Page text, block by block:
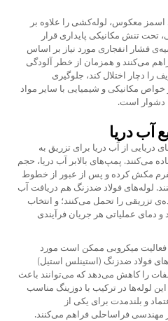
معکوس، لوله‌کشی را علاوه بر
تحت تنش مکانیکی پایداری قرار
فشار انفجاری مورد نیاز بر اساس
می‌کنند و همزمان از خطر آلودگی
دچار اختلال کند، جلوگیری
خواص مکانیکی و شیمیایی با سایر مواد
دشوار است.
آب دریا
دریایی از آب دریا برای تزریق به
می‌کنند. پمپ‌های بالابر آب دریا، حجم
مکش کرده و پس از عبور از خطوط
لوله‌های فولاد ضدزنگ هم دریافت آب
تزریقی را تحمل می‌کنند؛ و انتخاب
دمای عملیاتی هر جریان فرآیندی
فعالیت میکروبی ممکن است مورد
فولاد ضدزنگ (استینلس استیل)
را کاهش می‌دهد که می‌توانند باعث
لوله‌ها در ترکیب با دوزینگ مناسب
و بلندمدت برای یکی از
مهندسی فراساحلی فراهم می‌کنند.